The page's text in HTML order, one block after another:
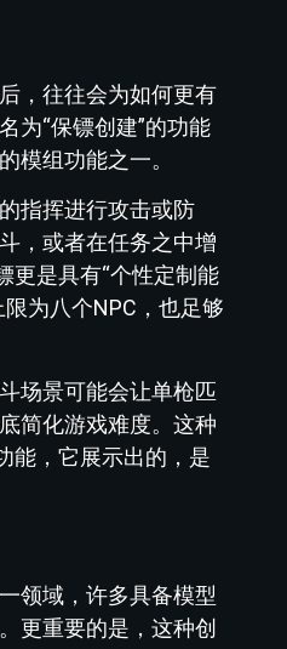
，往往会为如何更有
为“保镖创建”的功能
模组功能之一。
指挥进行攻击或防
，或者在任务之中增
更是具有“个性定制能
为八个NPC，也足够
场景可能会让单枪匹
简化游戏难度。这种
能，它展示出的，是
领域，许多具备模型
更重要的是，这种创